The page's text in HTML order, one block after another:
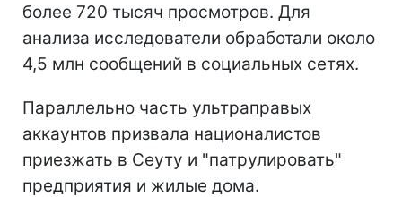
более 720 тысяч просмотров. Для
анализа исследователи обработали около
4,5 млн сообщений в социальных сетях.
Параллельно часть ультраправых
аккаунтов призвала националистов
приезжать в Сеуту и "патрулировать"
предприятия и жилые дома.